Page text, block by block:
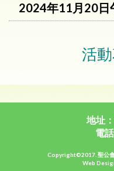
2024年11月20日
活
地址
電
Copyright©2017. 聖公
Web